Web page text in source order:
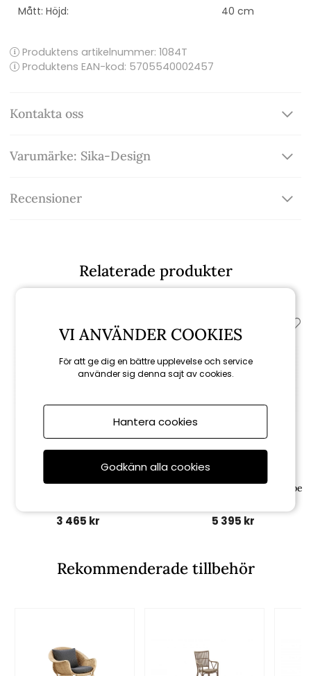
Mått: Höjd: 40 cm
Produktens artikelnummer: 1084T
Produktens EAN-kod: 5705540002457
Kontakta oss
Varumärke: Sika-Design
Recensioner
Relaterade produkter
Sika-Design
Rossini karmstol - taupe
3 465 kr
Sika-Design
Monet high-back fåtölj - taupe
5 395 kr
Rekommenderade tillbehör
VI ANVÄNDER COOKIES
För att ge dig en bättre upplevelse och service
använder sig denna sajt av cookies.
Hantera cookies
Godkänn alla cookies